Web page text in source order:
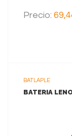
Precio:
BATLAPLE
BATERIA